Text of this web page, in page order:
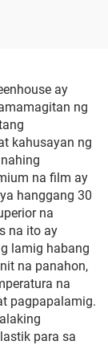
ay
ng
kahusayan ng
na film ay
hanggang 30
na
na ito ay
lamig habang
na panahon,
na
pagpapalamig.
para sa